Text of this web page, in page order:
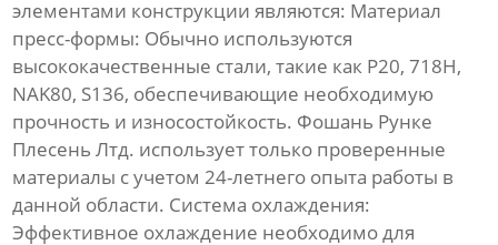
элементами конструкции являются: Материал
пресс-формы: Обычно используются
высококачественные стали, такие как P20, 718H,
NAK80, S136, обеспечивающие необходимую
прочность и износостойкость. Фошань Рунке
Плесень Лтд. использует только проверенные
материалы с учетом 24-летнего опыта работы в
данной области. Система охлаждения:
Эффективное охлаждение необходимо для